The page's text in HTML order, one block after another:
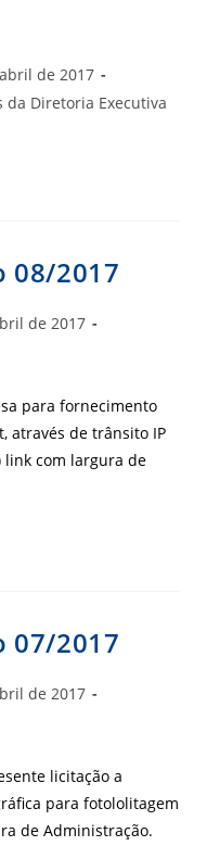
de 2017
da Diretoria Executiva
08/2017
de 2017
para fornecimento
através de trânsito IP
link com largura de
07/2017
de 2017
licitação a
para fotololitagem
de Administração.